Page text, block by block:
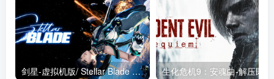
剑星-虚拟机版/ Stellar Blade v1.4.1|Build.19963153 终极版新补丁 送修改器 免安装中文版